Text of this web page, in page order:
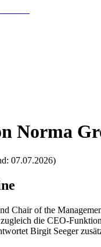
Norma
07.07.2026)
Chair of the
die CEO-
Birgit Seeger